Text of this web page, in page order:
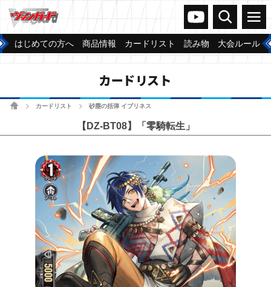
ヴァンガードch
検索 メニュー
はじめての方へ 商品情報 カードリスト 読み物 大会ルール
カードリスト
ホームカードリスト 砂塵の括弾 イブリネス
【DZ-BT08】「零騎転生」